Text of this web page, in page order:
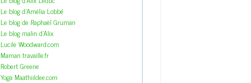
Le blog d'Amélia Lobbé
Le blog de Raphaël Gruman
Le blog malin d'Alix
Lucile Woodward.com
Maman travaille.fr
Robert Greene
Yoga Maathiildee.com